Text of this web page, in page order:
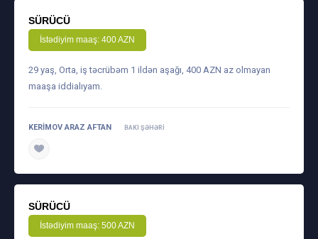
SÜRÜCÜ
İstədiyim maaş: 400 AZN
29 yaş, Orta, iş təcrübəm 1 ildən aşağı, 400 AZN az olmayan
maaşa iddialıyam.
KERIMOV ARAZ AFTAN BAKI ŞƏHƏRI
SÜRÜCÜ
İstədiyim maaş: 500 AZN